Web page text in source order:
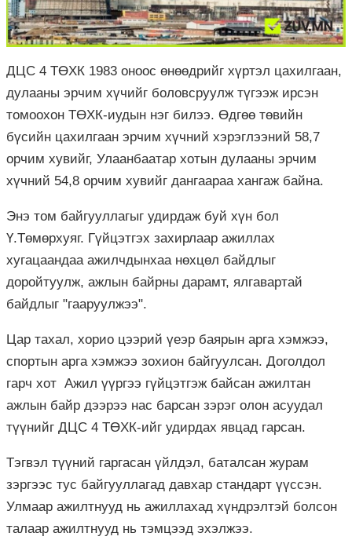
ДЦС 4 ТӨХК 1983 оноос өнөөдрийг хүртэл цахилгаан,
дулааны эрчим хүчийг боловсруулж түгээж ирсэн
томоохон ТӨХК-иудын нэг билээ. Өдгөө төвийн
бүсийн цахилгаан эрчим хүчний хэрэглээний 58,7
орчим хувийг, Улаанбаатар хотын дулааны эрчим
хүчний 54,8 орчим хувийг дангаараа хангаж байна.
Энэ том байгууллагыг удирдаж буй хүн бол
Ү.Төмөрхуяг. Гүйцэтгэх захирлаар ажиллах
хугацаандаа ажилчдынхаа нөхцөл байдлыг
доройтуулж, ажлын байрны дарамт, ялгавартай
байдлыг "гааруулжээ".
Цар тахал, хорио цээрий үеэр баярын арга хэмжээ,
спортын арга хэмжээ зохион байгуулсан. Доголдол
гарч хот Ажил үүргээ гүйцэтгэж байсан ажилтан
ажлын байр дээрээ нас барсан зэрэг олон асуудал
түүнийг ДЦС 4 ТӨХК-ийг удирдах явцад гарсан.
Тэгвэл түүний гаргасан үйлдэл, баталсан журам
зэргээс тус байгууллагад давхар стандарт үүссэн.
Улмаар ажилтнууд нь ажиллахад хүндрэлтэй болсон
талаар ажилтнууд нь тэмцээд эхэлжээ.